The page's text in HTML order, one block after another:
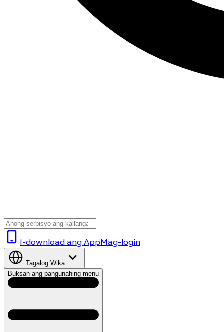
I-download ang AppMag-login
Tagalog Wika
Buksan ang pangunahing menu